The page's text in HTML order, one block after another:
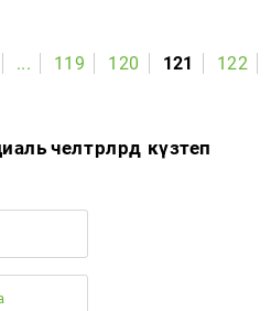
... 119 120 121 122
челтәрләрдә күзәтеп